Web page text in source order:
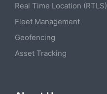
Real Time Location (RTLS)
Fleet Management
Geofencing
Asset Tracking